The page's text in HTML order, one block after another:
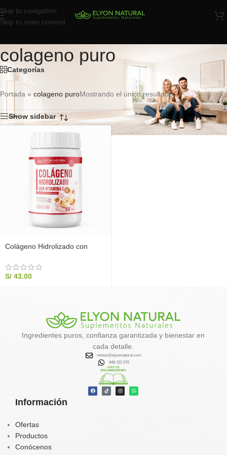
Skip to navigation
Skip to main content
colageno puro
Categorías
Portada » colageno puroMostrando el único resultado
Show sidebar
Colágeno Hidrolizado con
Natural
S/ 43.00
Información
Ofertas
Productos
Conócenos
Ingredientes puros, confianza garantizada y bienestar en
cada detalle.
ventas@elyonnatural.com
948 152 076